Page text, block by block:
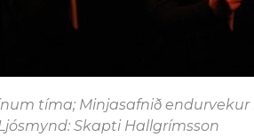
tíma; Minjasafnið endurvekur
Skapti Hallgrímsson